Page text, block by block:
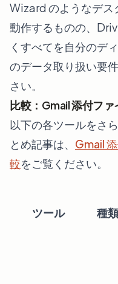
Wizard のようなデス
動作するものの、
くすべてを自分のデ
のデータ取り扱い要
さい。
比較：Gmail 添付ファ
以下の各ツールをさ
とめ記事は、 Gmail
較をご覧ください。
ツール 種類